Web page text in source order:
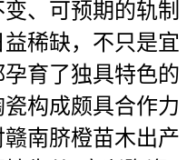
、可预期的轨制
稀缺，不只是宜
育了独具特色的
构成颇具合作力
南脐橙苗木出产